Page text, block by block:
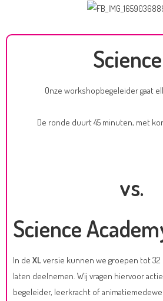
Onze workshopbegeleider gaat
De ronde duurt 45 minuten, met
vs.
Science
In de XLversie kunnen we groepen tot
laten deelnemen. Wij vragen hiervoor
begeleider, leerkracht of